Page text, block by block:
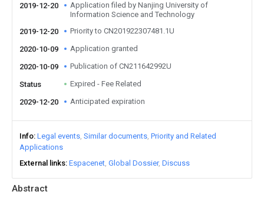
Abstract
2019-12-20
Application filed by Nanjing University of
Information Science and Technology
2019-12-20
Priority to CN201922307481.1U
2020-10-09 Application granted
2020-10-09 Publication of CN211642992U
Status Expired - Fee Related
2029-12-20 Anticipated expiration
Info Legal events Similar documents Priority and Related
Applications
External links Espacenet Global Dossier Discuss